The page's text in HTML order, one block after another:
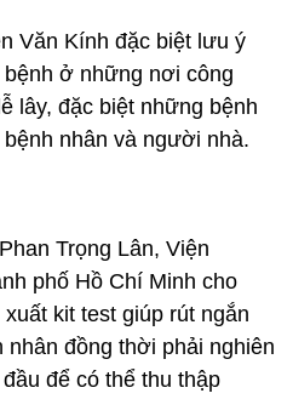
Văn Kính đặc biệt lưu ý
ở những nơi công
lây, đặc biệt những bệnh
nhân và người nhà.
Trọng Lân, Viện
phố Hồ Chí Minh cho
kit test giúp rút ngắn
đồng thời phải nghiên
để có thể thu thập